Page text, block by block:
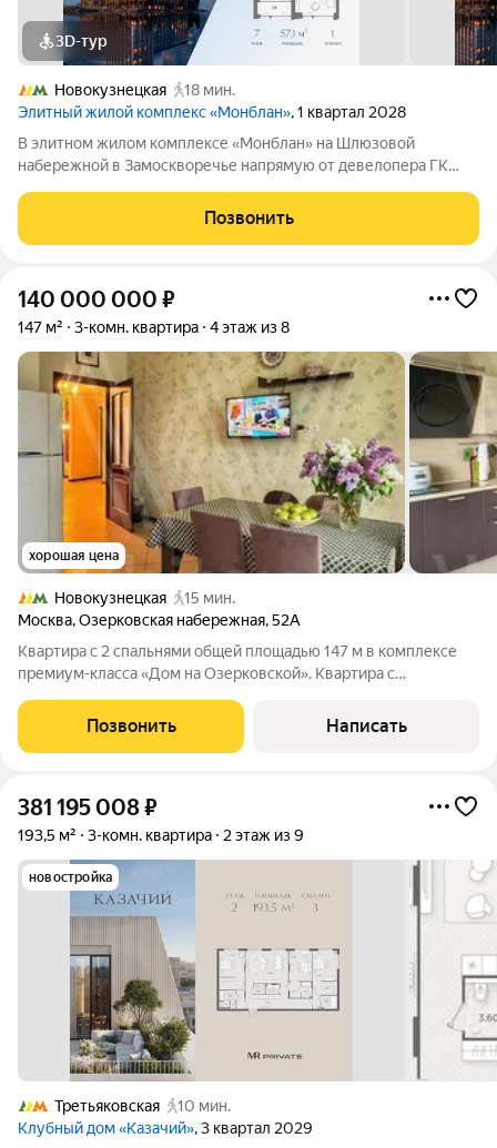
3D-тур
Новокузнецкая
18 мин.
Элитный жилой комплекс «Монблан», 1 квартал 2028
В элитном жилом комплексе «Монблан» на Шлюзовой
набережной в Замоскворечье напрямую от девелопера ГК
квартира на 7 этаже общей площадью 57.10 м. Квартира
предлагается без отделки. «Монблан»
Позвонить
140 000 000 ₽
147 м² 3-комн. квартира 4 этаж из 8
хорошая цена
Новокузнецкая
15 мин.
Москва,Озерковская набережная,52А
Квартира с 2 спальнями общей площадью 147 м в комплексе
премиум-класса «Дом на Озерковской». Квартира с
работы по шумоизоляции, установлены системы вентиляции и
Позвонить Написать
381 195 008₽
193,5 м² 3-комн. квартира 2 этаж из 9
новостройка
Третьяковская
10 мин.
Клубный дом «Казачий», 3 квартал 2029